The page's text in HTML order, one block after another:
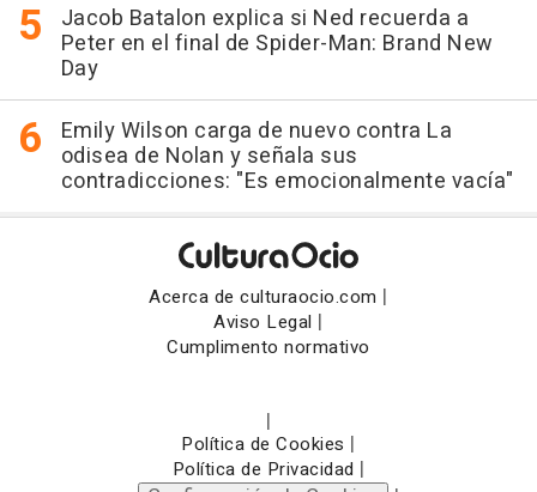
Jacob Batalon explica si Ned recuerda a
Peter en el final de Spider-Man: Brand New
Day
Emily Wilson carga de nuevo contra La
odisea de Nolan y señala sus
contradicciones: "Es emocionalmente vacía"
Acerca de culturaocio.com |
Aviso Legal |
Cumplimento normativo
|
Política de Cookies |
Política de Privacidad |